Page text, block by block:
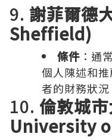
9. 謝菲爾德
Sheffield)
條件 ：通
個人陳述和
者的財務狀況
10. 倫敦城
University